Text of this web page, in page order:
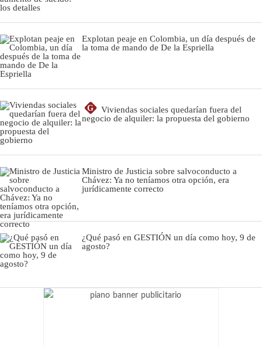
Explotan peaje en Colombia, un día después de
la toma de mando de De la Espriella
G
Viviendas sociales quedarían fuera del
negocio de alquiler: la propuesta del gobierno
Ministro de Justicia sobre salvoconducto a
Chávez: Ya no teníamos otra opción, era
jurídicamente correcto
¿Qué pasó en GESTIÓN un día como hoy, 9 de
agosto?